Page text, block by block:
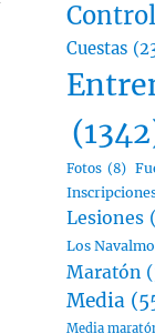
Cuestas
Fotos (8)
Lesiones
Los
Maratón
Media
Media